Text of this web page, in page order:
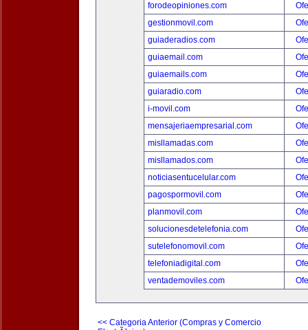
forodeopiniones.com
gestionmovil.com
guiaderadios.com
guiaemail.com
guiaemails.com
guiaradio.com
i-movil.com
mensajeriaempresarial.com
misllamadas.com
misllamados.com
noticiasentucelular.com
pagospormovil.com
planmovil.com
solucionesdetelefonia.com
sutelefonomovil.com
telefoniadigital.com
ventademoviles.com
<< Categoria Anterior (Compras y Comercio